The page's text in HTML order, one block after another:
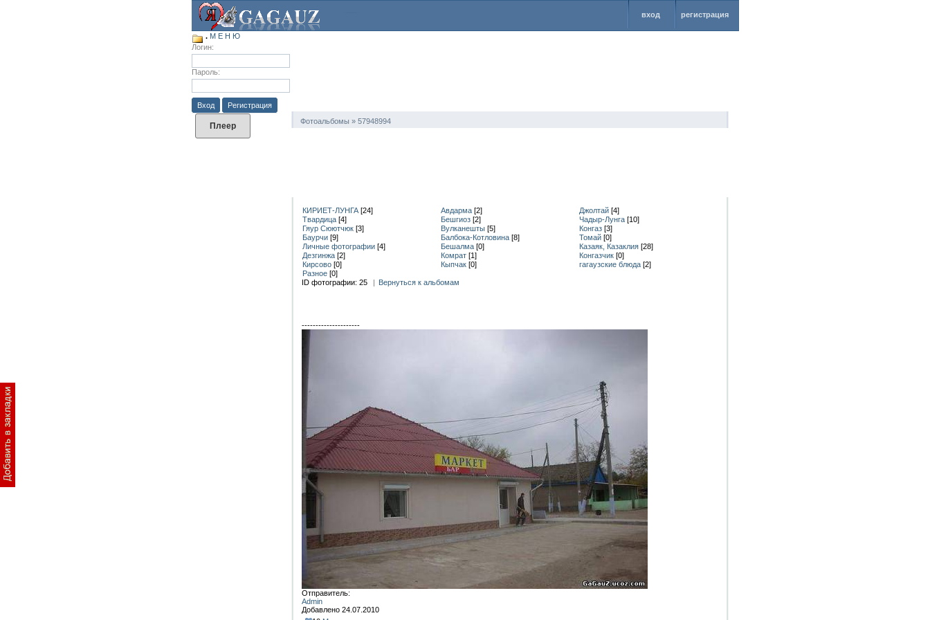
регистрация
вход
.М Е Н Ю
Логин:
Пароль:
Вход
Регистрация
Фотоальбомы » 57948994
КИРИЕТ-ЛУНГА [24] Авдарма [2] Джолтай [4]
Твардица [4] Бешгиоз [2] Чадыр-Лунга [10]
Гяур Сюютчюк [3] Вулканешты [5] Конгаз [3]
Баурчи [9] Балбока-Котловина [8] Томай [0]
Личные фотографии [4] Бешалма [0] Казаяк, Казаклия [28]
Дезгинжа [2] Комрат [1] Конгазчик [0]
Кирсово [0] Кыпчак [0] гагаузские блюда [2]
Разное [0]
ID фотографии: 25 | Вернуться к альбомам
---------------------
Отправитель:
Admin
Добавлено 24.07.2010
Плеер